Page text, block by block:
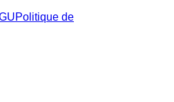
Politique de